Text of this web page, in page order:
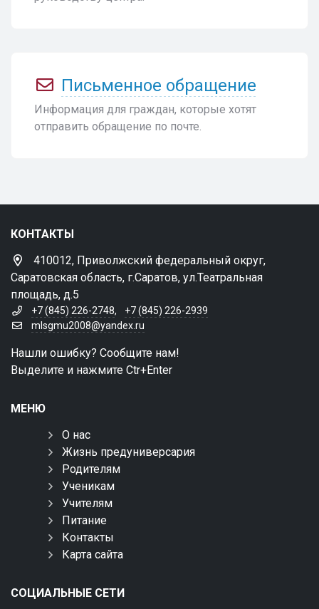
Письменное обращение
Информация для граждан, которые хотят
отправить обращение по почте.
КОНТАКТЫ
410012, Приволжский федеральный округ,
Саратовская область, г.Саратов, ул.Театральная
площадь, д.5
+7 (845) 226-2748,
+7 (845) 226-2939
mlsgmu2008@yandex.ru
Нашли ошибку? Сообщите нам!
Выделите и нажмите Ctr+Enter
МЕНЮ
О нас
Жизнь предуниверсария
Родителям
Ученикам
Учителям
Питание
Контакты
Карта сайта
СОЦИАЛЬНЫЕ СЕТИ